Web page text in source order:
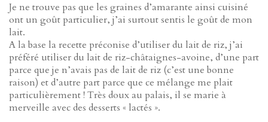
Je ne trouve pas que les graines d’amarante ainsi cuisiné
ont un goût particulier, j’ai surtout sentis le goût de mon
lait.
A la base la recette préconise d’utiliser du lait de riz, j’ai
préféré utiliser du lait de riz-châtaignes-avoine, d’une part
parce que je n’avais pas de lait de riz (c’est une bonne
raison) et d’autre part parce que ce mélange me plait
particulièrement ! Très doux au palais, il se marie à
merveille avec des desserts « lactés ».